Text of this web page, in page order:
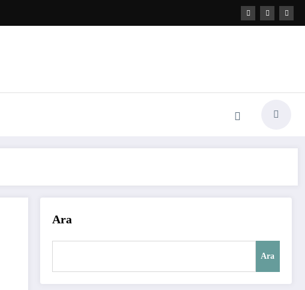
Ara
Ara